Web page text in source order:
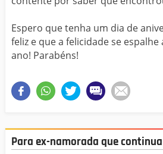
Espero que tenha um dia de
feliz e que a felicidade se
ano! Parabéns!
Para ex-namorada que